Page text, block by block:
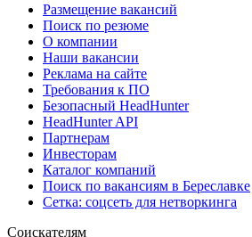
Размещение вакансий
Поиск по резюме
О компании
Наши вакансии
Реклама на сайте
Требования к ПО
Безопасный HeadHunter
HeadHunter API
Партнерам
Инвесторам
Каталог компаний
Поиск по вакансиям в Береславке
Сетка: соцсеть для нетворкинга
Соискателям